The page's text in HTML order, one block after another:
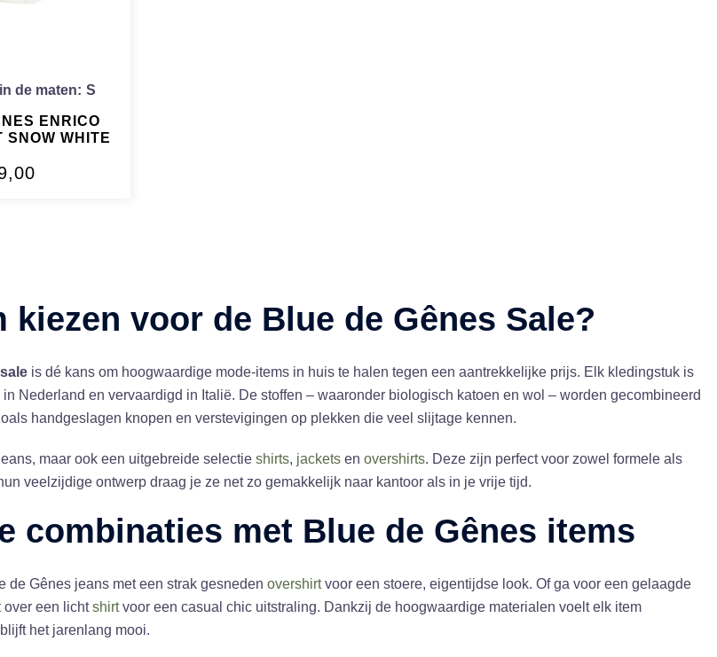
de maten: S
ENRICO
SNOW WHITE
kiezen voor de Blue de Gênes Sale?
is dé kans om hoogwaardige mode-items in huis te halen tegen een aantrekkelijke prijs. Elk kledingstuk is
in Nederland en vervaardigd in Italië. De stoffen – waaronder biologisch katoen en wol – worden gecombineerd
handgeslagen knopen en verstevigingen op plekken die veel slijtage kennen.
maar ook een uitgebreide selectie shirts, jackets en overshirts. Deze zijn perfect voor zowel formele als
veelzijdige ontwerp draag je ze net zo gemakkelijk naar kantoor als in je vrije tijd.
combinaties met Blue de Gênes items
de Gênes jeans met een strak gesneden overshirtvoor een stoere, eigentijdse look. Of ga voor een gelaagde
over een lichtshirtvoor een casual chic uitstraling. Dankzij de hoogwaardige materialen voelt elk item
het jarenlang mooi.